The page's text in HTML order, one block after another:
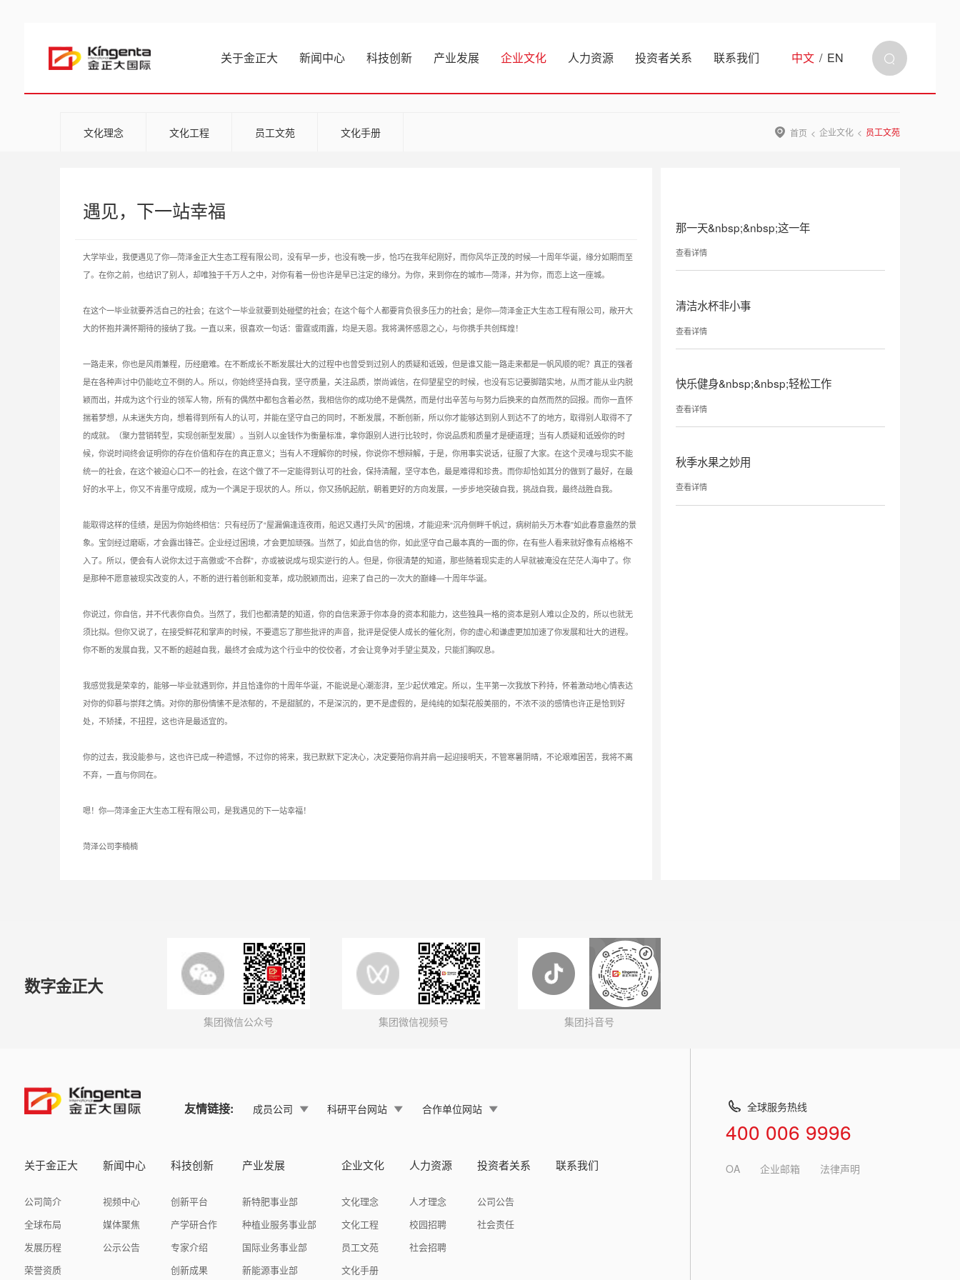
关于金正大 新闻中心 科技创新 产业发展 企业文化 人力资源 投资者关系 联系我们 中文 / EN
文化理念 文化工程 员工文苑 文化手册 首页 企业文化 员工文苑
遇见，下一站幸福
大学毕业，我便遇见了你—菏泽金正大生态工程有限公司，没有早一步，也没有晚一步，恰巧在我年纪刚好，而你风华正茂的时候—十周年华诞，缘分如期而至
了。在你之前，也结识了别人，却唯独于千万人之中，对你有着一份也许是早已注定的缘分。为你，来到你在的城市—菏泽，并为你，而恋上这一座城。
在这个一毕业就要养活自己的社会；在这个一毕业就要到处碰壁的社会；在这个每个人都要背负很多压力的社会；是你—菏泽金正大生态工程有限公司，敞开大
大的怀抱并满怀期待的接纳了我。一直以来，很喜欢一句话：雷霆或雨露，均是天恩。我将满怀感恩之心，与你携手共创辉煌！
一路走来，你也是风雨兼程，历经磨难。在不断成长不断发展壮大的过程中也曾受到过别人的质疑和诋毁，但是谁又能一路走来都是一帆风顺的呢？真正的强者
是在各种声讨中仍能屹立不倒的人。所以，你始终坚持自我，坚守质量，关注品质，崇尚诚信，在仰望星空的时候，也没有忘记要脚踏实地，从而才能从业内脱
颖而出，并成为这个行业的领军人物，所有的偶然中都包含着必然，我相信你的成功绝不是偶然，而是付出辛苦与与努力后换来的自然而然的回报。而你一直怀
揣着梦想，从未迷失方向，想着得到所有人的认可，并能在坚守自己的同时，不断发展，不断创新，所以你才能够达到别人到达不了的地方，取得别人取得不了
的成就。（聚力营销转型，实现创新型发展）。当别人以金钱作为衡量标准，拿你跟别人进行比较时，你说品质和质量才是硬道理；当有人质疑和诋毁你的时
候，你说时间终会证明你的存在价值和存在的真正意义；当有人不理解你的时候，你说你不想辩解，于是，你用事实说话，征服了大家。在这个灵魂与现实不能
统一的社会，在这个被迫心口不一的社会，在这个做了不一定能得到认可的社会，保持清醒，坚守本色，最是难得和珍贵。而你却恰如其分的做到了最好，在最
好的水平上，你又不肯墨守成规，成为一个满足于现状的人。所以，你又扬帆起航，朝着更好的方向发展，一步步地突破自我，挑战自我，最终战胜自我。
能取得这样的佳绩，是因为你始终相信：只有经历了“屋漏偏逢连夜雨，船迟又遇打头风”的困境，才能迎来“沉舟侧畔千帆过，病树前头万木春”如此春意盎然的景
象。宝剑经过磨砺，才会露出锋芒。企业经过困境，才会更加顽强。当然了，如此自信的你，如此坚守自己最本真的一面的你，在有些人看来就好像有点格格不
入了。所以，便会有人说你太过于高傲或“不合群”，亦或被说成与现实逆行的人。但是，你很清楚的知道，那些随着现实走的人早就被淹没在茫茫人海中了。你
是那种不愿意被现实改变的人，不断的进行着创新和变革，成功脱颖而出，迎来了自己的一次大的巅峰—十周年华诞。
你说过，你自信，并不代表你自负。当然了，我们也都清楚的知道，你的自信来源于你本身的资本和能力，这些独具一格的资本是别人难以企及的，所以也就无
须比拟。但你又说了，在接受鲜花和掌声的时候，不要遗忘了那些批评的声音，批评是促使人成长的催化剂，你的虚心和谦虚更加加速了你发展和壮大的进程。
你不断的发展自我，又不断的超越自我，最终才会成为这个行业中的佼佼者，才会让竞争对手望尘莫及，只能扪胸叹息。
我感觉我是荣幸的，能够一毕业就遇到你，并且恰逢你的十周年华诞，不能说是心潮澎湃，至少起伏难定。所以，生平第一次我放下矜持，怀着激动地心情表达
对你的仰慕与崇拜之情。对你的那份情愫不是浓郁的，不是甜腻的，不是深沉的，更不是虚假的，是纯纯的如梨花般美丽的，不浓不淡的感情也许正是恰到好
处，不矫揉，不扭捏，这也许是最适宜的。
你的过去，我没能参与，这也许已成一种遗憾，不过你的将来，我已默默下定决心，决定要陪你肩并肩一起迎接明天，不管寒暑阴晴，不论艰难困苦，我将不离
不弃，一直与你同在。
嗯！你—菏泽金正大生态工程有限公司，是我遇见的下一站幸福！
菏泽公司李楠楠
那一天&nbsp;&nbsp;这一年
查看详情
清洁水杯非小事
查看详情
快乐健身&nbsp;&nbsp;轻松工作
查看详情
秋季水果之妙用
查看详情
数字金正大
集团微信公众号 集团微信视频号 集团抖音号
友情链接: 成员公司 科研平台网站 合作单位网站
关于金正大
公司简介
全球布局
发展历程
荣誉资质
新闻中心
视频中心
媒体聚焦
公示公告
科技创新
创新平台
产学研合作
专家介绍
创新成果
产业发展
新特肥事业部
种植业服务事业部
国际业务事业部
新能源事业部
企业文化
文化理念
文化工程
员工文苑
文化手册
人力资源
人才理念
校园招聘
社会招聘
投资者关系
公司公告
社会责任
联系我们
全球服务热线
400 006 9996
OA 企业邮箱 法律声明